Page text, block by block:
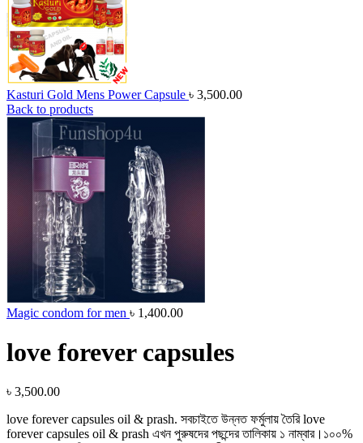
Kasturi Gold Mens Power Capsule ৳ 3,500.00
Back to products
Magic condom for men ৳ 1,400.00
love forever capsules
৳ 3,500.00
love forever capsules oil & prash. সবচাইতে উন্নত ফর্মুলায় তৈরি love
forever capsules oil & prash এখন পুরুষদের পছন্দের তালিকায় ১ নাম্বার।১০০%